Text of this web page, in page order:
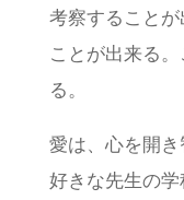
考察すること
ことが出来る
る。
愛は、心を開き
好きな先生の